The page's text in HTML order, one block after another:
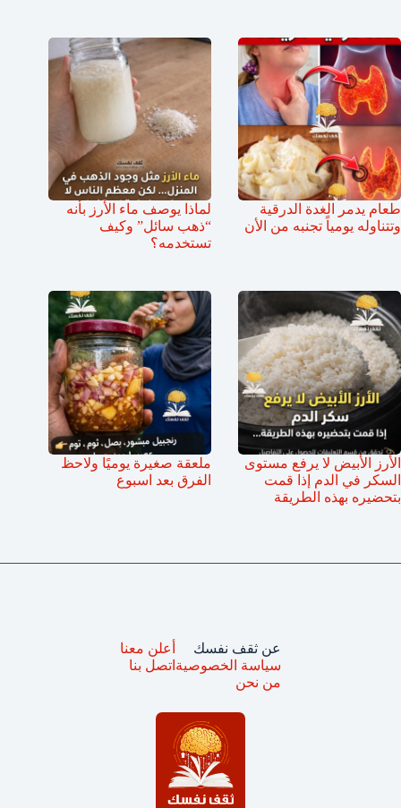
طعام يدمر الغدة الدرقية
وتتناوله يومياً تجنبه من الأن
لماذا يوصف ماء الأرز بأنه
“ذهب سائل” وكيف
تستخدمه؟
الأرز الأبيض لا يرفع مستوى
السكر في الدم إذا قمت
بتحضيره بهذه الطريقة
ملعقة صغيرة يوميًا ولاحظ
الفرق بعد اسبوع
عن ثقف نفسك
سياسة الخصوصية
من نحن
أعلن معنا
اتصل بنا